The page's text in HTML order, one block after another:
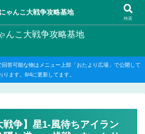
インですが、他のゲームの記事もたまに書いてます
んこ大戦争攻略基地
答可能な物はメニュー上部「おたより広場」で公開して
ります。8/4に更新してます。
戦争】星1-風待ちアイラン
にゃんこ大戦争攻略基地
検索